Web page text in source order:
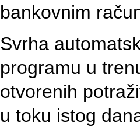
bankovnim
Svrha
programu u
otvorenih
u toku istog